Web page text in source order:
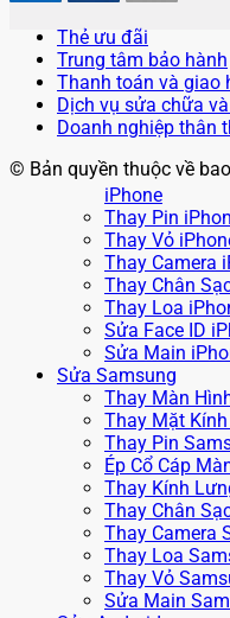
Thẻ ưu đãi
Trung tâm bảo hành
Thanh toán và giao
Dịch vụ sửa chữa
Doanh nghiệp thân
© Bản quyền thuộc về
iPhone
Thay Pin
Thay Vỏ
Thay Camera
Thay Chân
Thay Loa
Sửa Face ID
Sửa Main
Sửa Samsung
Thay Màn
Thay Mặt
Thay Pin
Ép Cổ Cáp
Thay Kính
Thay Chân
Thay Camera
Thay Loa
Thay Vỏ
Sửa Main